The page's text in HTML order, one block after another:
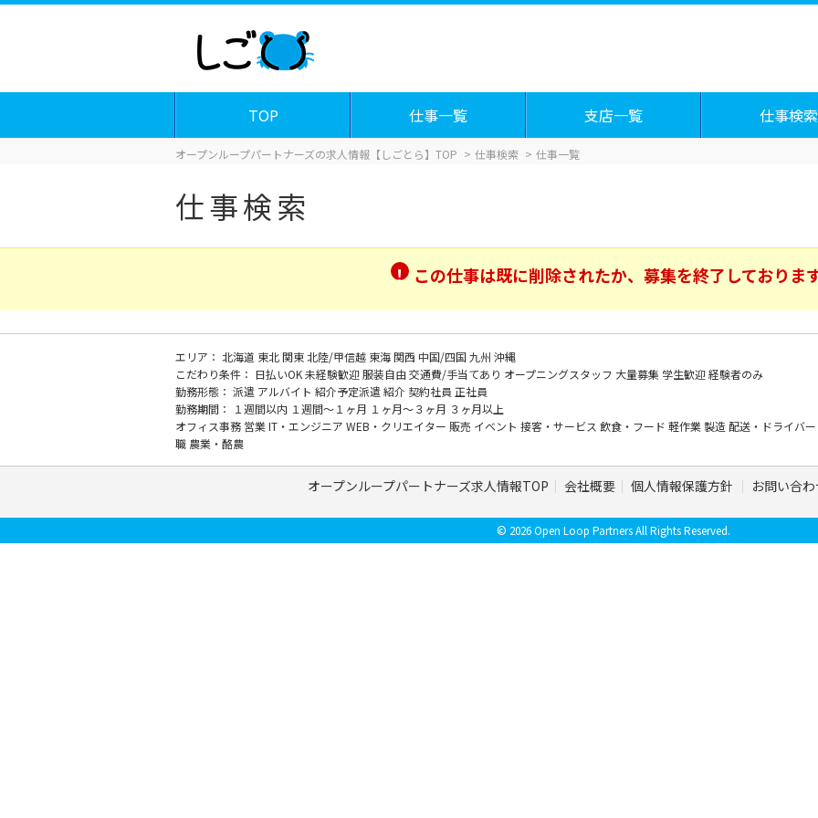
TOP 仕事一覧 支店一覧 仕事検索
オープンループパートナーズの求人情報【しごとら】TOP 仕事検索 仕事一覧
仕事検索
この仕事は既に削除されたか、募集を終了しております
エリア： 北海道 東北関東北陸/甲信越 東海関西 中国/四国九州 沖縄
こだわり条件： 日払いOK未経験歓迎服装自由交通費/手当てあり オープニングスタッフ 大量募集 学生歓迎経験者のみ
勤務形態： 派遣 アルバイト 紹介予定派遣紹介 契約社員 正社員
勤務期間：
１週間以内 １週間～１ヶ月 １ヶ月～３ヶ月 ３ヶ月以上
オフィス事務 営業IT・エンジニア WEB・クリエイター 販売 イベント 接客・サービス 飲食・フード 軽作業製造配送・ドライバー
職 農業・酪農
オープンループパートナーズ求人情報TOP 会社概要 個人情報保護方針 お問い合わ
© 2026 Open Loop Partners All Rights Reserved.